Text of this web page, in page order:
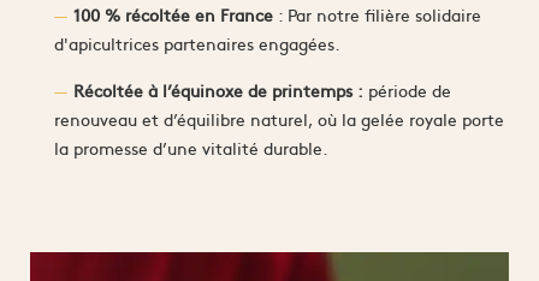
100 % récoltée en France: Par notre filière solidaire
d'apicultrices partenaires engagées.
Récoltée à l’équinoxe de printemps : période de
renouveau et d’équilibre naturel, où la gelée royale porte
la promesse d’une vitalité durable.